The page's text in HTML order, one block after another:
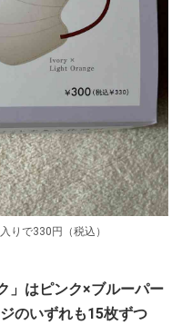
りで330円（税込）
」はピンク×ブルーパー
のいずれも15枚ずつ